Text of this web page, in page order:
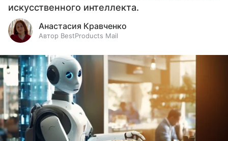
искусственного интеллекта.
Анастасия Кравченко
Автор BestProducts Mail